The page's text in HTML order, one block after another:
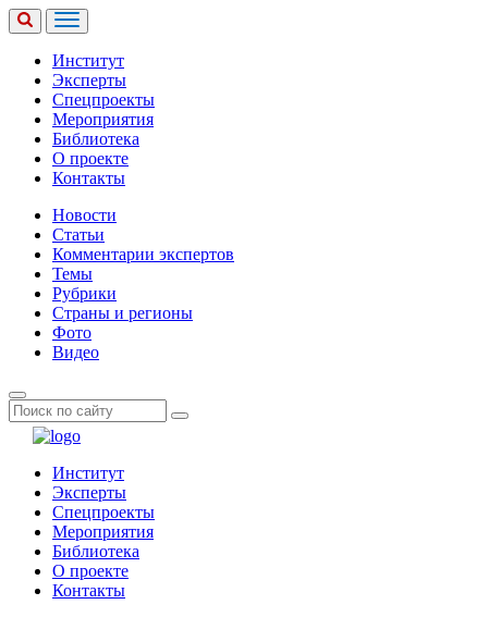
Институт
Эксперты
Спецпроекты
Мероприятия
Библиотека
О проекте
Контакты
Новости
Статьи
Комментарии экспертов
Темы
Рубрики
Страны и регионы
Фото
Видео
Институт
Эксперты
Спецпроекты
Мероприятия
Библиотека
О проекте
Контакты